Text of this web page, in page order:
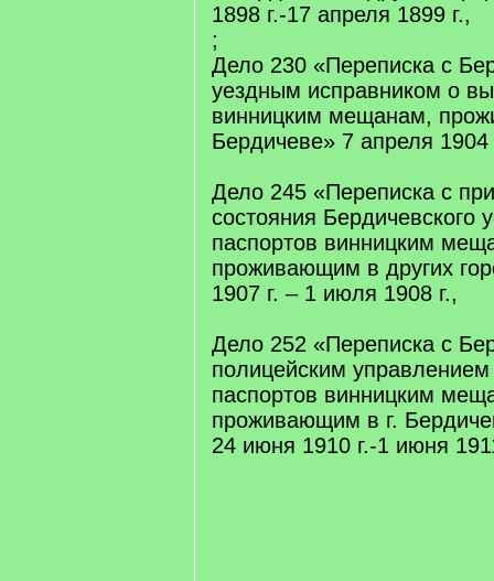
1898 г.-17 апреля 1899 г.,
;
Дело 230 «Переписка с
уездным исправником о
винницким мещанам,
Бердичеве» 7 апреля 1904
Дело 245 «Переписка с
состояния Бердичевского
паспортов винницким
проживающим в других
1907 г. – 1 июля 1908 г.,
Дело 252 «Переписка с
полицейским
паспортов винницким
проживающим в г.
24 июня 1910 г.-1 июня